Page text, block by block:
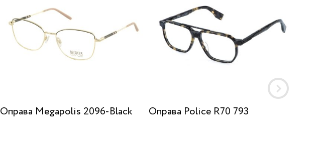
Оправа Megapolis 2096-Black Оправа Police R70 793